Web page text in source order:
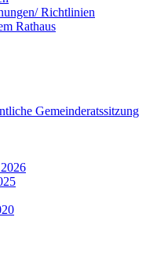
Richtlinien
Rathaus
Gemeinderatssitzung